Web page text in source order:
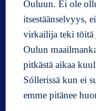
Ouluun. Ei ole
itsestäänselvyys,
virkailija teki
Oulun
pitkästä aikaa
Sóllerissä kun ei
emme pitänee